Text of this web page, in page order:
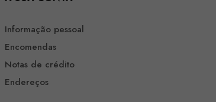
Informação pessoal
Encomendas
Notas de crédito
Endereços